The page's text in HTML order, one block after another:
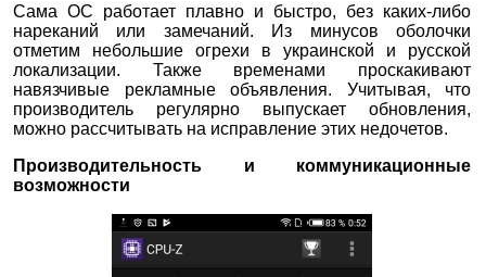
Сама ОС работает плавно и быстро, без каких-либо
нареканий или замечаний. Из минусов оболочки
отметим небольшие огрехи в украинской и русской
локализации. Также временами проскакивают
навязчивые рекламные объявления. Учитывая, что
производитель регулярно выпускает обновления,
можно рассчитывать на исправление этих недочетов.
Производительность и коммуникационные
возможности